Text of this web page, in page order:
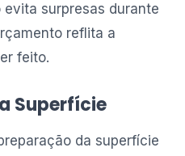
surpresas durante
reflita a
feito.
Superfície
da superfície